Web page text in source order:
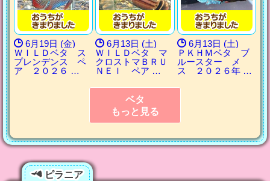
6月19日 (金)
ＷＩＬＤベタ ス
プレンデンス ペ
ア ２０２６ …
6月13日 (土)
ＷＩＬＤベタ マ
クロストマＢＲＵ
ＮＥＩ ペア …
6月13日 (土)
ＰＫＨＭベタ ブ
ルースター メ
ス ２０２６年 …
ベタ
もっと見る
ピラニア